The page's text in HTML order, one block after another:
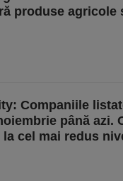
produse agricole
Companiile
până azi.
cel mai redus